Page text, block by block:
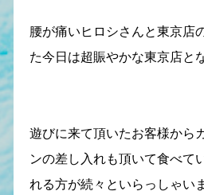
腰が痛いヒロシさんと東京店
た今日は超賑やかな東京店と
遊びに来て頂いたお客様から
ンの差し入れも頂いて食べて
れる方が続々といらっしゃい